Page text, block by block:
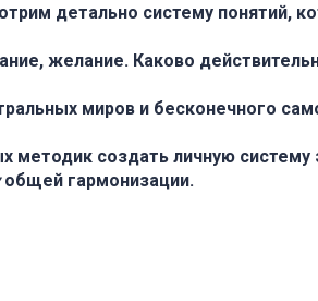
детально систему понятий,
желание. Каково
миров и бесконечного
методик создать личную
общей гармонизации.